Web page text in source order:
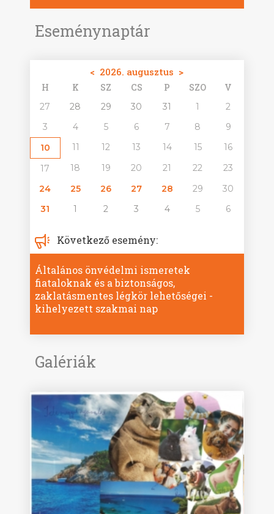
Eseménynaptár
< 2026. augusztus >
H K SZ CS P SZO V
27 28 29 30 31 1
2
3
4 5 6 7 8
9
10
11 12 13 14 15
16
17
18 19 20 21 22
23
24
25 26 27 28 29
30
31
1 2 3 4 5 6
Következő esemény:
Általános önvédelmi ismeretek
fiataloknak és a biztonságos,
zaklatásmentes légkör lehetőségei -
kihelyezett szakmai nap
Galériák